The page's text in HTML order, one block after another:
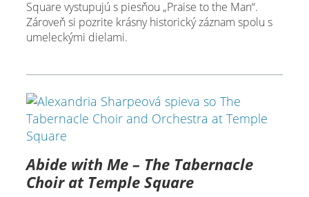
Square vystupujú s piesňou „Praise to the Man“.
Zároveň si pozrite krásny historický záznam spolu s
umeleckými dielami.
Abide with Me – The Tabernacle
Choir at Temple Square